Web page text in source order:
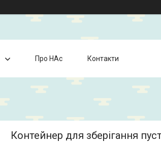
Про НАс Контакти
Контейнер для зберігання